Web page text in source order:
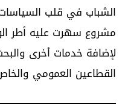
الشباب في قلب
مشروع سهرت عليه أطر
لإضافة خدمات أخرى
القطاعين العمومي